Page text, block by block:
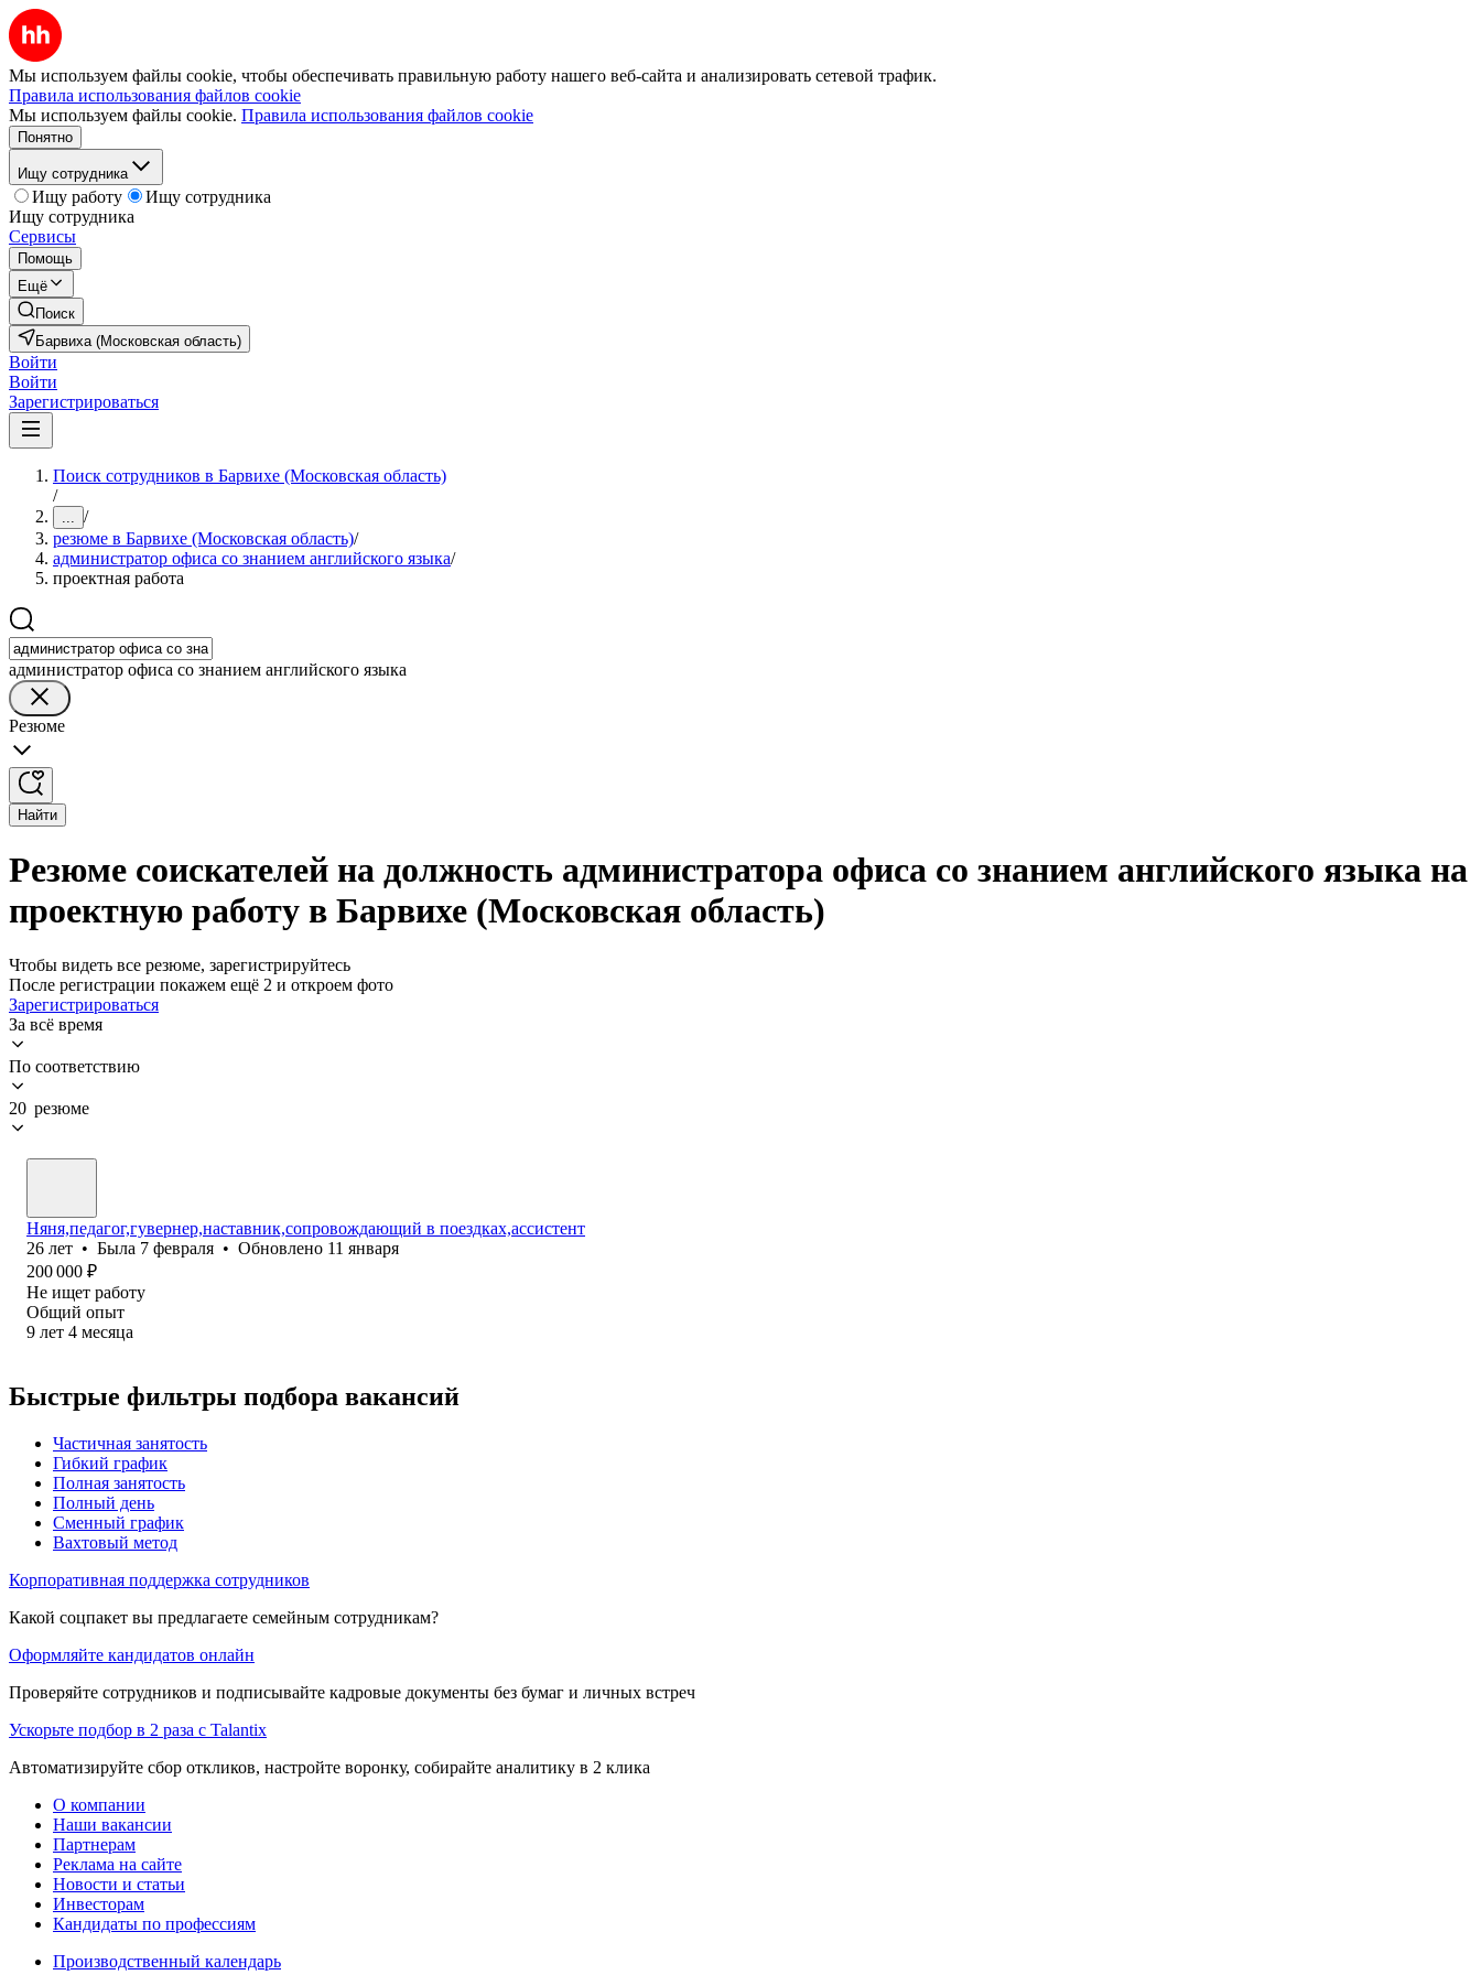
Мы используем файлы cookie, чтобы обеспечивать правильную работу нашего веб-сайта и анализировать сетевой трафик.
Правила использования файлов cookie
Мы используем файлы cookie. Правила использования файлов cookie
Понятно
Ищу сотрудника
Ищу работу
Ищу сотрудника
Ищу сотрудника
Сервисы
Помощь
Ещё
Поиск
Барвиха (Московская область)
Войти
Войти
Зарегистрироваться
Поиск сотрудников в Барвихе (Московская область)
/
... /
резюме в Барвихе (Московская область)/
администратор офиса со знанием английского языка/
проектная работа
администратор офиса со знанием английского языка
Резюме
Найти
Резюме соискателей на должность администратора офиса со знанием английского языка на
проектную работу в Барвихе (Московская область)
Чтобы видеть все резюме, зарегистрируйтесь
После регистрации покажем ещё 2 и откроем фото
Зарегистрироваться
За всё время
По соответствию
20 резюме
Няня,педагог,гувернер,наставник,сопровождающий в поездках,ассистент
26 лет • Была 7 февраля • Обновлено 11 января
200 000 ₽
Не ищет работу
Общий опыт
9 лет 4 месяца
Быстрые фильтры подбора вакансий
Частичная занятость
Гибкий график
Полная занятость
Полный день
Сменный график
Вахтовый метод
Корпоративная поддержка сотрудников
Какой соцпакет вы предлагаете семейным сотрудникам?
Оформляйте кандидатов онлайн
Проверяйте сотрудников и подписывайте кадровые документы без бумаг и личных встреч
Ускорьте подбор в 2 раза с Talantix
Автоматизируйте сбор откликов, настройте воронку, собирайте аналитику в 2 клика
О компании
Наши вакансии
Партнерам
Реклама на сайте
Новости и статьи
Инвесторам
Кандидаты по профессиям
Производственный календарь